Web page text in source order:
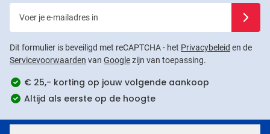
Dit formulier is beveiligd met reCAPTCHA - het Privacybeleid en de
Servicevoorwaarden van Googlezijn van toepassing.
€ 25,- korting op jouw volgende aankoop
Altijd als eerste op de hoogte